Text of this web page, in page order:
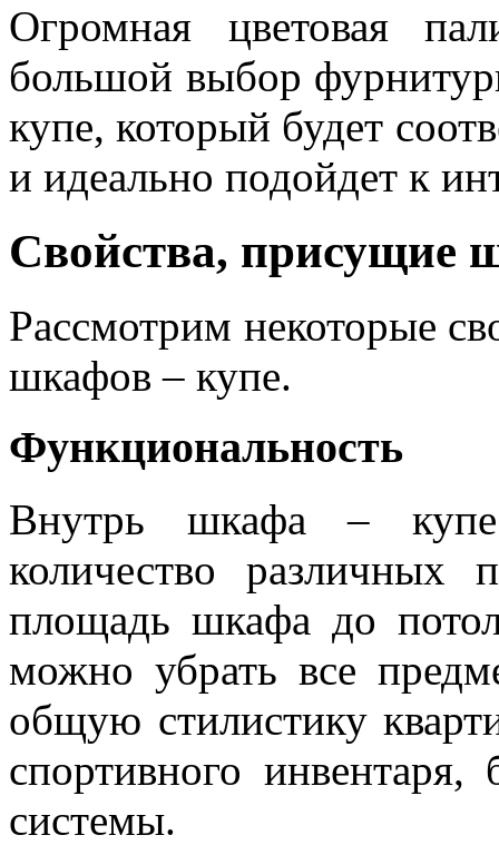
Огромная цветовая
большой выбор
купе, который будет
и идеально подойдет к
Свойства, присущие
Рассмотрим некоторые
шкафов – купе.
Функциональность
Внутрь шкафа –
количество различных
площадь шкафа до
можно убрать все
общую стилистику
спортивного
системы.